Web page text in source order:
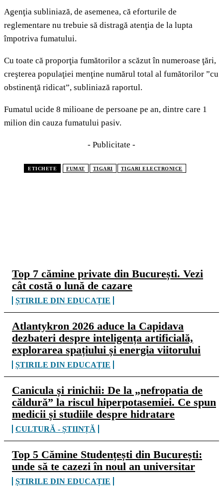
Top 7 cămine private din București. Vezi
cât costă o lună de cazare
ȘTIRILE DIN EDUCAȚIE
Atlantykron 2026 aduce la Capidava
dezbateri despre inteligența artificială,
explorarea spațiului și energia viitorului
ȘTIRILE DIN EDUCAȚIE
Canicula și rinichii: De la „nefropatia de
căldură” la riscul hiperpotasemiei. Ce spun
medicii și studiile despre hidratare
CULTURĂ - ȘTIINȚĂ
Top 5 Cămine Studențești din București:
unde să te cazezi în noul an universitar
ȘTIRILE DIN EDUCAȚIE
Agenţia subliniază, de asemenea, că eforturile de
reglementare nu trebuie să distragă atenţia de la lupta
împotriva fumatului.
Cu toate că proporţia fumătorilor a scăzut în numeroase ţări,
creşterea populaţiei menţine numărul total al fumătorilor ”cu
obstinenţă ridicat”, subliniază raportul.
Fumatul ucide 8 milioane de persoane pe an, dintre care 1
milion din cauza fumatului pasiv.
- Publicitate -
ETICHETE FUMAT TIGARI TIGARI ELECTRONICE